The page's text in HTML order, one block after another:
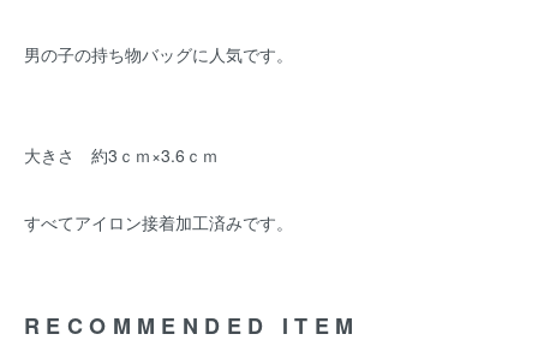
男の子の持ち物バッグに人気です。
大きさ 約3ｃｍ×3.6ｃｍ
すべてアイロン接着加工済みです。
RECOMMENDED ITEM